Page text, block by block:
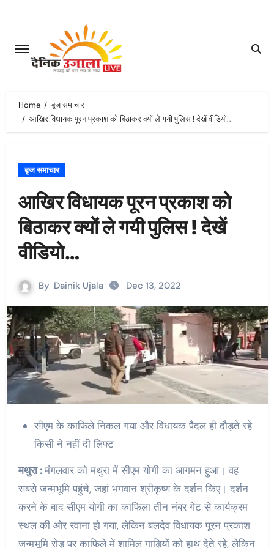
content
Home
बृज समाचार
आखिर विधायक पूरन प्रकाश को बिठाकर क्यों ले गयी पुलिस ! देखें वीडियो…
बृज समाचार
आखिर विधायक पूरन प्रकाश को
बिठाकर क्यों ले गयी पुलिस ! देखें
वीडियो…
By Dainik Ujala Dec 13, 2022
सीएम के काफिले निकल गया और विधायक पैदल ही दौड़ते रहे
किसी ने नहीं दी लिफ्ट
मथुरा :मंगलवार को मथुरा में सीएम योगी का आगमन हुआ। वह
सबसे जन्मभूमि पहुंचे, जहां भगवान श्रीकृष्ण के दर्शन किए। दर्शन
करने के बाद सीएम योगी का काफिला तीन नंबर गेट से कार्यक्रम
स्थल की ओर रवाना हो गया, लेकिन बलदेव विधायक पूरन प्रकाश
जन्मभूमि रोड़ पर काफिले में शामिल गाड़ियों को हाथ देते रहे, लेकिन